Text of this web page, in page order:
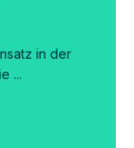
in der
...